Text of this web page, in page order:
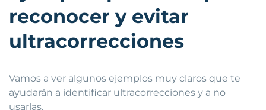
reconocer y evitar
ultracorrecciones
Vamos a ver algunos ejemplos muy claros que te
ayudarán a identificar ultracorrecciones y a no
usarlas.